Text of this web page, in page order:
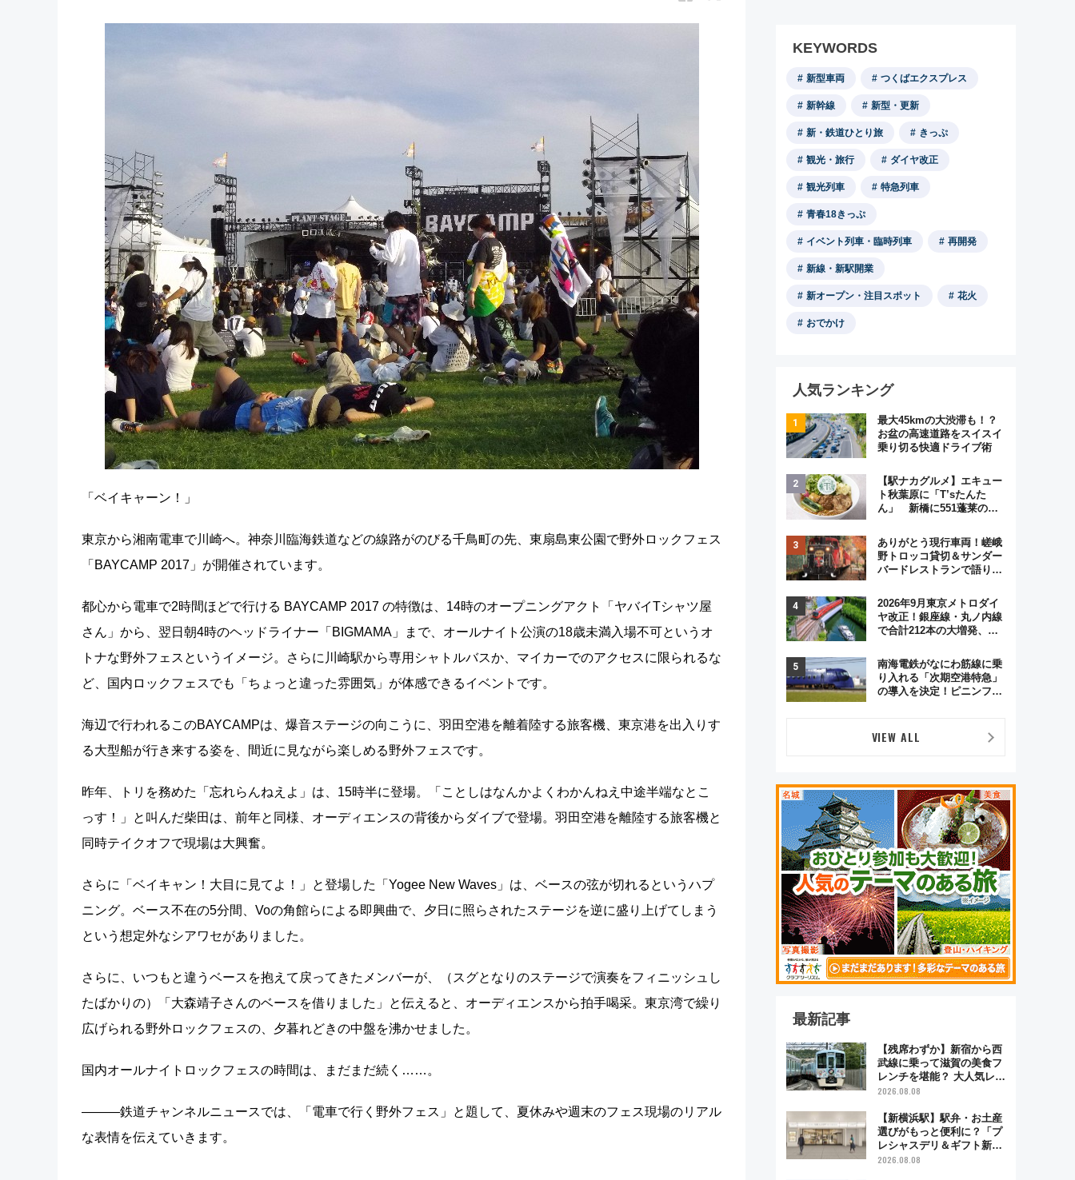
「ベイキャーン！」
東京から湘南電車で川崎へ。神奈川臨海鉄道などの線路がのびる千鳥町の先、東扇島東公園で野外ロックフェス
「BAYCAMP 2017」が開催されています。
都心から電車で2時間ほどで行ける BAYCAMP 2017 の特徴は、14時のオープニングアクト「ヤバイTシャツ屋
さん」から、翌日朝4時のヘッドライナー「BIGMAMA」まで、オールナイト公演の18歳未満入場不可というオ
トナな野外フェスというイメージ。さらに川崎駅から専用シャトルバスか、マイカーでのアクセスに限られるな
ど、国内ロックフェスでも「ちょっと違った雰囲気」が体感できるイベントです。
海辺で行われるこのBAYCAMPは、爆音ステージの向こうに、羽田空港を離着陸する旅客機、東京港を出入りす
る大型船が行き来する姿を、間近に見ながら楽しめる野外フェスです。
昨年、トリを務めた「忘れらんねえよ」は、15時半に登場。「ことしはなんかよくわかんねえ中途半端なとこ
っす！」と叫んだ柴田は、前年と同様、オーディエンスの背後からダイブで登場。羽田空港を離陸する旅客機と
同時テイクオフで現場は大興奮。
さらに「ベイキャン！大目に見てよ！」と登場した「Yogee New Waves」は、ベースの弦が切れるというハプ
ニング。ベース不在の5分間、Voの角館らによる即興曲で、夕日に照らされたステージを逆に盛り上げてしまう
という想定外なシアワセがありました。
さらに、いつもと違うベースを抱えて戻ってきたメンバーが、（スグとなりのステージで演奏をフィニッシュし
たばかりの）「大森靖子さんのベースを借りました」と伝えると、オーディエンスから拍手喝采。東京湾で繰り
広げられる野外ロックフェスの、夕暮れどきの中盤を沸かせました。
国内オールナイトロックフェスの時間は、まだまだ続く……。
―――鉄道チャンネルニュースでは、「電車で行く野外フェス」と題して、夏休みや週末のフェス現場のリアル
な表情を伝えていきます。
KEYWORDS
新型車両 つくばエクスプレス
新幹線 新型・更新
新・鉄道ひとり旅 きっぷ
観光・旅行 ダイヤ改正
観光列車 特急列車
青春18きっぷ
イベント列車・臨時列車 再開発
新線・新駅開業
新オープン・注目スポット 花火
おでかけ
人気ランキング
最大45kmの大渋滞も！？
お盆の高速道路をスイスイ
乗り切る快適ドライブ術
【駅ナカグルメ】エキュー
ト秋葉原に「T’sたんた
ん」 新橋に551蓬莱の
オムライス専門店「肉とた
まご」新グルメ続々登場！
【2026年8月】
ありがとう現行車両！嵯峨
野トロッコ貸切＆サンダー
バードレストランで語り合
原トシヒロと行く！9月13
日「京都の鉄道満喫ツア
ー」開催
2026年9月東京メトロダイ
ヤ改正！銀座線・丸ノ内線
で合計212本の大増発、混
南海電鉄がなにわ筋線に乗
り入れる「次期空港特急」
の導入を決定！ピニンファ
VIEW ALL
最新記事
【残席わずか】新宿から西
武線に乗って滋賀の美食フ
レンチを堪能？ 大人気レス
トラン列車「52席の至福」
の特別コラボ
2026.08.08
【新横浜駅】駅弁・お土産
選びがもっと便利に？「プ
レシャスデリ＆ギフト新横
浜」がオープン 場所や営
2026.08.08